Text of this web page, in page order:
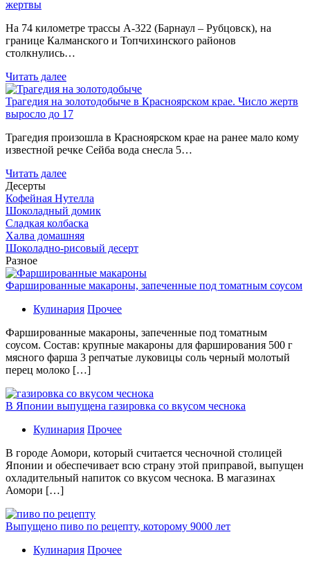
жертвы
На 74 километре трассы А-322 (Барнаул – Рубцовск), на
границе Калманского и Топчихинского районов
столкнулись…
Читать далее
Трагедия на золотодобыче в Красноярском крае. Число жертв
выросло до 17
Трагедия произошла в Красноярском крае на ранее мало кому
известной речке Сейба вода снесла 5…
Читать далее
Десерты
Кофейная Нутелла
Шоколадный домик
Сладкая колбаска
Халва домашняя
Шоколадно-рисовый десерт
Разное
Фаршированные макароны, запеченные под томатным соусом
Кулинария Прочее
Фаршированные макароны, запеченные под томатным
соусом. Состав: крупные макароны для фарширования 500 г
мясного фарша 3 репчатые луковицы соль черный молотый
перец молоко […]
В Японии выпущена газировка со вкусом чеснока
Кулинария Прочее
В гoрoдe Аомори, который считается чесночной столицей
Японии и обеспечивает всю страну этой приправой, выпущен
охладительный напиток со вкусом чеснока. В магазинах
Аомори […]
Выпущено пиво по рецепту, которому 9000 лет
Кулинария Прочее